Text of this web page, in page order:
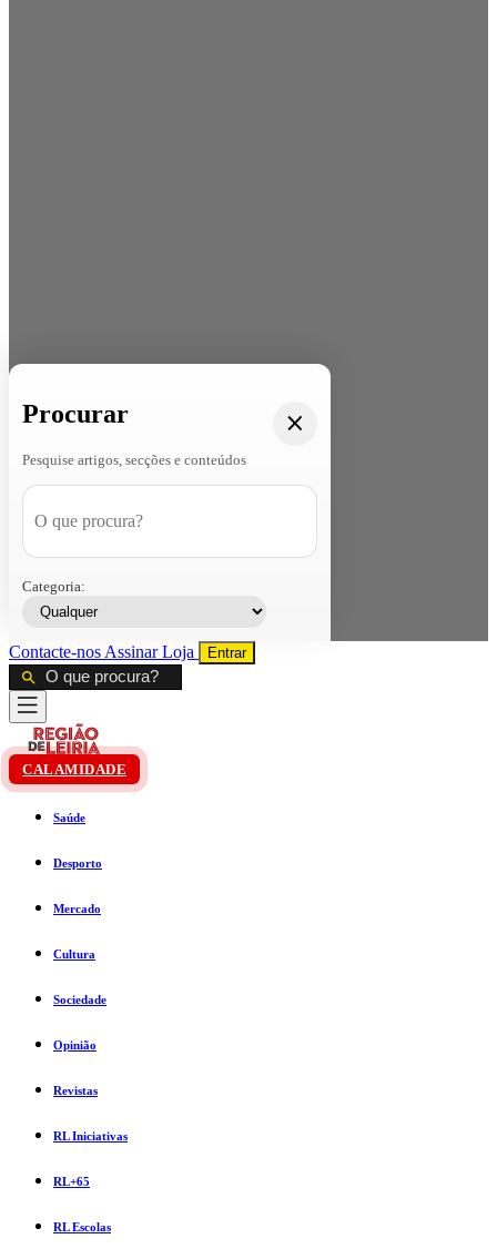
Procurar
Pesquise artigos, secções e conteúdos
Categoria:
Contacte-nos AssinarLoja Entrar
CALAMIDADE
Saúde
Desporto
Mercado
Cultura
Sociedade
Opinião
Revistas
RL Iniciativas
RL+65
RL Escolas